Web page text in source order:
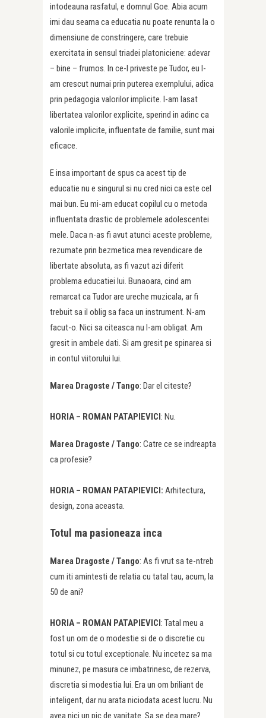
intodeauna rasfatul, e domnul Goe. Abia acum
imi dau seama ca educatia nu poate renunta la o
dimensiune de constringere, care trebuie
exercitata in sensul triadei platoniciene: adevar
– bine – frumos. In ce-l priveste pe Tudor, eu l-
am crescut numai prin puterea exemplului, adica
prin pedagogia valorilor implicite. I-am lasat
libertatea valorilor explicite, sperind in adinc ca
valorile implicite, influentate de familie, sunt mai
eficace.
E insa important de spus ca acest tip de
educatie nu e singurul si nu cred nici ca este cel
mai bun. Eu mi-am educat copilul cu o metoda
influentata drastic de problemele adolescentei
mele. Daca n-as fi avut atunci aceste probleme,
rezumate prin bezmetica mea revendicare de
libertate absoluta, as fi vazut azi diferit
problema educatiei lui. Bunaoara, cind am
remarcat ca Tudor are ureche muzicala, ar fi
trebuit sa il oblig sa faca un instrument. N-am
facut-o. Nici sa citeasca nu l-am obligat. Am
gresit in ambele dati. Si am gresit pe spinarea si
in contul viitorului lui.
Marea Dragoste /Tango: Dar el citeste?
HORIA – ROMAN PATAPIEVICI: Nu.
Marea Dragoste /Tango: Catre ce se indreapta
ca profesie?
HORIA – ROMAN PATAPIEVICI: Arhitectura,
design, zona aceasta.
Totul ma pasioneaza inca
Marea Dragoste /Tango: As fi vrut sa te-ntreb
cum iti amintesti de relatia cu tatal tau, acum, la
50 de ani?
HORIA – ROMAN PATAPIEVICI: Tatal meu a
fost un om de o modestie si de o discretie cu
totul si cu totul exceptionale. Nu incetez sa ma
minunez, pe masura ce imbatrinesc, de rezerva,
discretia si modestia lui. Era un om briliant de
inteligent, dar nu arata niciodata acest lucru. Nu
avea nici un pic de vanitate. Sa se dea mare?